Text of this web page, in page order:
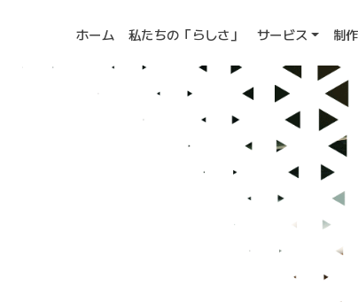
ホーム 私たちの「らしさ」 サービス 制